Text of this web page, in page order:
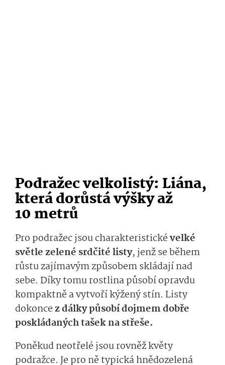
Podražec velkolistý: Liána,
která dorůstá výšky až
10 metrů
Pro podražec jsou charakteristickévelké
světle zelené srdčité listy, jenž se během
růstu zajímavým způsobem skládají nad
sebe. Díky tomu rostlina působí opravdu
kompaktně a vytvoří kýžený stín. Listy
dokoncez dálky působí dojmem dobře
poskládaných tašek na střeše.
Poněkud neotřelé jsou rovněž květy
podražce. Je pro ně typická hnědozelená